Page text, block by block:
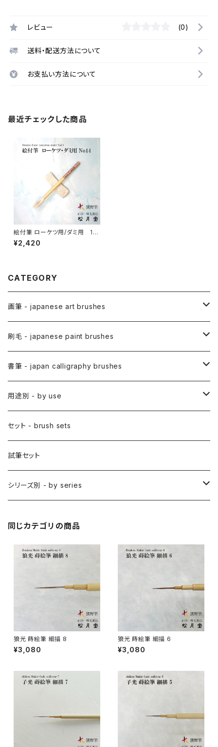
レビュー (0)
送料・配送方法について
お支払い方法について
最近チェックした商品
絵付筆 ローケツ用/ダミ用 14
号
¥2,420
CATEGORY
画筆 - japanese art brushes
アニメ用筆 / ANIME(draw anime)
アニメ用線描筆
アニメ用平筆
絵手紙用筆 / ETEGAMI (pic letter)
彩色筆 / SAISHIKI (color)
面相筆 / MENSO (line,detail)
削用筆 / SAKUYO (all-purpose)
隈取筆 / KUMADORI (blur,color)
長流 / CHORYU (ink draw)
俳画筆 / HAIGA (haiku picture)
付立筆 / TSUKETATEFUDE
刷毛 - japanese paint brushes
絵刷毛 / EBAKE (paint brushs)
日本画用絵刷毛
アニメ用絵刷毛
スリ込刷毛 / SURIKOMIBAKE (stencil)
差指刷毛 / SASHIBAKE (silk dyeing)
梵字筆 / BONJI-FUDE (sanskrit)
料理用刷毛 / RYORIBAKE(kitchen)
竹刷毛 / TAKEBAKE
日本画用唐刷毛
書筆 - japan calligraphy brushes
小筆
仮名用
禅シリーズ
用途別 - by use
日本画 - japanese-style painting
水墨画 - japanese ink paint/sumie
アニメ背景美術 - anime background art
アニメ特定用途描き・特殊
絵手紙 - picture letter
染色（友禅・紅型・ろうけつ他） - dyeing
料理 - cooking
セット - brush sets
試筆セット
シリーズ別 - by series
同じカテゴリの商品
狼光 蒔絵筆 細描 8
¥3,080
狼光 蒔絵筆 細描 6
¥3,080